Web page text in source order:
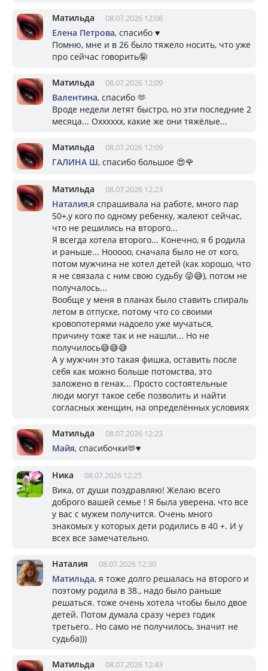
Матильда 08.07.2026 12:08
Елена Петрова, спасибо ♥️
Помню, мне и в 26 было тяжело носить, что уже
про сейчас говорить🤪
Матильда 08.07.2026 12:09
Валентина, спасибо 🫶
Вроде недели летят быстро, но эти последние 2
месяца... Охххххх, какие же они тяжёлые...
Матильда 08.07.2026 12:09
ГАЛИНА Ш, спасибо большое 😍🌹
Матильда 08.07.2026 12:23
Наталия,я спрашивала на работе, много пар
50+,у кого по одному ребенку, жалеют сейчас,
что не решились на второго...
Я всегда хотела второго... Конечно, я б родила
и раньше... Нооооо, сначала было не от кого,
потом мужчина не хотел детей (как хорошо, что
я не связала с ним свою судьбу 😜😅), потом не
получалось...
Вообще у меня в планах было ставить спираль
летом в отпуске, потому что со своими
кровопотерями надоело уже мучаться,
причину тоже так и не нашли... Но не
получилось😅😅😅
А у мужчин это такая фишка, оставить после
себя как можно больше потомства, это
заложено в генах... Просто состоятельные
люди могут такое себе позволить и найти
согласных женщин, на определённых условиях
Матильда 08.07.2026 12:23
Майя, спасибочки🫶♥️
Ника 08.07.2026 12:25
Вика, от души поздравляю! Желаю всего
доброго вашей семье ! Я была уверена, что все
у вас с мужем получится. Очень много
знакомых у которых дети родились в 40 +. И у
всех все замечательно.
Наталия 08.07.2026 12:30
Матильда, я тоже долго решалась на второго и
поэтому родила в 38., надо было раньше
решаться. тоже очень хотела чтобы было двое
детей. Потом думала сразу через годик
третьего.. Но само не получилось, значит не
судьба)))
Матильда 08.07.2026 12:43